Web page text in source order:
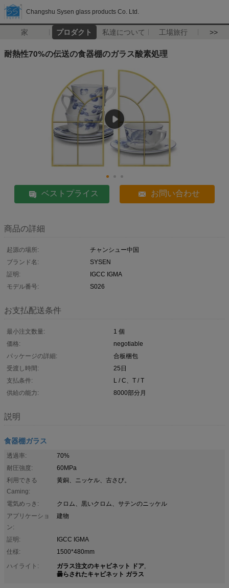
Changshu Sysen glass products Co. Ltd.
家 プロダクト 私達について 工場旅行 >>
耐熱性70%の伝送の食器棚のガラス酸素処理
ベストプライス お問い合わせ
商品の詳細
起源の場所:
チャンシュー中国
ブランド名:
SYSEN
証明:
IGCC IGMA
モデル番号:
S026
お支払配送条件
最小注文数量:
1 個
価格:
negotiable
パッケージの詳細:
合板梱包
受渡し時間:
25日
支払条件:
L / C、T / T
供給の能力:
8000部分月
説明
食器棚ガラス
透過率:
70%
耐圧強度:
60MPa
利用できる
Caming:
黄銅、ニッケル、古さび。
電気めっき:
クロム、黒いクロム、サテンのニッケル
アプリケーショ
ン:
建物
証明:
IGCC IGMA
仕様:
1500*480mm
ハイライト:
ガラス注文のキャビネット ドア,
曇らされたキャビネット ガラス